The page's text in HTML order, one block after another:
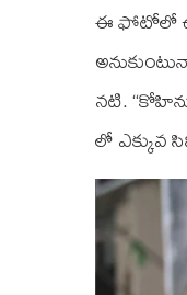
ఈ ఫోటోలో
నటి.
లో ఎక్కువ